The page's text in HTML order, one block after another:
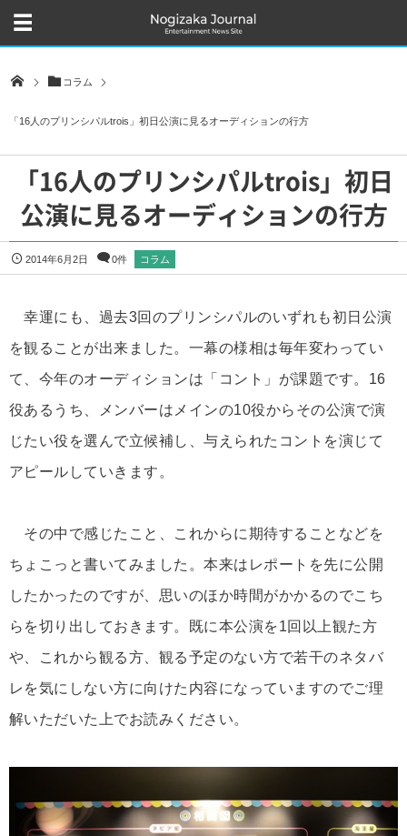
コラム
「16人のプリンシパルtrois」初日公演に見るオーディションの行方
「16人のプリンシパルtrois」初日
公演に見るオーディションの行方
2014年6月2日 0件 コラム
幸運にも、過去3回のプリンシパルのいずれも初日公演
を観ることが出来ました。一幕の様相は毎年変わってい
て、今年のオーディションは「コント」が課題です。16
役あるうち、メンバーはメインの10役からその公演で演
じたい役を選んで立候補し、与えられたコントを演じて
アピールしていきます。
その中で感じたこと、これからに期待することなどを
ちょこっと書いてみました。本来はレポートを先に公開
したかったのですが、思いのほか時間がかかるのでこち
らを切り出しておきます。既に本公演を1回以上観た方
や、これから観る方、観る予定のない方で若干のネタバ
レを気にしない方に向けた内容になっていますのでご理
解いただいた上でお読みください。